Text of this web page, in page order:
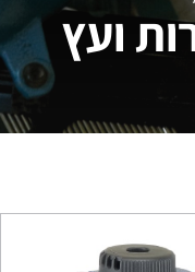
ועץ